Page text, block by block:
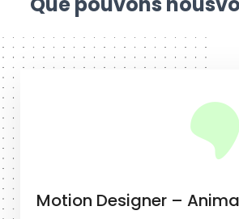
Motion Designer –